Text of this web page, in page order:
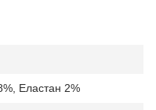
Еластан 2%